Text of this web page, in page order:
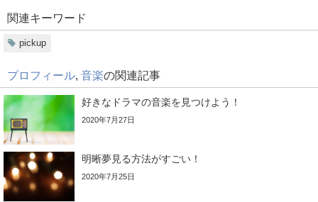
関連キーワード
pickup
プロフィール, 音楽の関連記事
好きなドラマの音楽を見つけよう！
2020年7月27日
明晰夢見る方法がすごい！
2020年7月25日